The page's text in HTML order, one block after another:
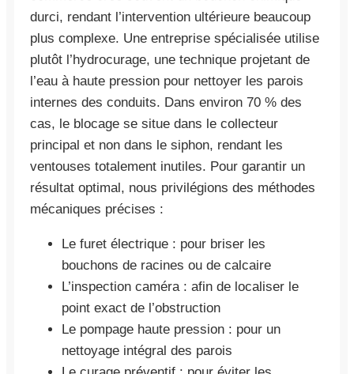
durci, rendant l’intervention ultérieure beaucoup
plus complexe. Une entreprise spécialisée utilise
plutôt l’hydrocurage, une technique projetant de
l’eau à haute pression pour nettoyer les parois
internes des conduits. Dans environ 70 % des
cas, le blocage se situe dans le collecteur
principal et non dans le siphon, rendant les
ventouses totalement inutiles. Pour garantir un
résultat optimal, nous privilégions des méthodes
mécaniques précises :
Le furet électrique : pour briser les
bouchons de racines ou de calcaire
L’inspection caméra : afin de localiser le
point exact de l’obstruction
Le pompage haute pression : pour un
nettoyage intégral des parois